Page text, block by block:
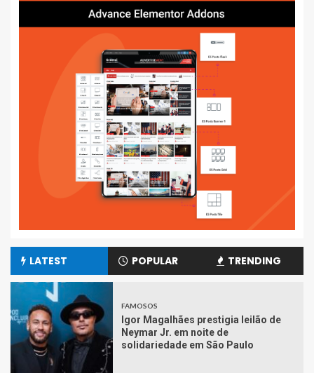
LATEST POPULAR TRENDING
FAMOSOS
Igor Magalhães prestigia leilão de
Neymar Jr. em noite de
solidariedade em São Paulo